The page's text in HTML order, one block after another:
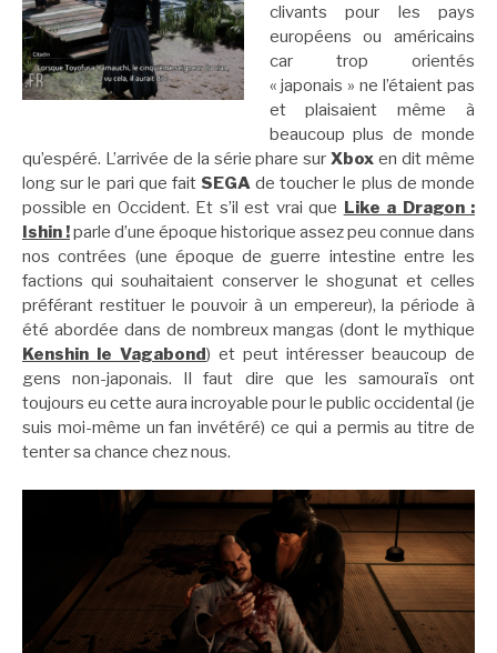
clivants pour les pays
européens ou américains
car trop orientés
« japonais » ne l’étaient pas
et plaisaient même à
beaucoup plus de monde
qu’espéré. L’arrivée de la série phare surXbox en dit même
long sur le pari que fait SEGA de toucher le plus de monde
possible en Occident. Et s’il est vrai que Like a Dragon :
Ishin !parle d’une époque historique assez peu connue dans
nos contrées (une époque de guerre intestine entre les
factions qui souhaitaient conserver le shogunat et celles
préférant restituer le pouvoir à un empereur), la période à
été abordée dans de nombreux mangas (dont le mythique
Kenshin le Vagabond) et peut intéresser beaucoup de
gens non-japonais. Il faut dire que les samouraïs ont
toujours eu cette aura incroyable pour le public occidental (je
suis moi-même un fan invétéré) ce qui a permis au titre de
tenter sa chance chez nous.